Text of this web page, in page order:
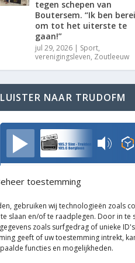
toestemming
gebruiken wij technologieën zoals
slaan en/of te raadplegen. Door in te
zoals surfgedrag of unieke
geeft of uw toestemming intrekt,
functies en mogelijkheden.
tegen schepen van
Boutersem. “Ik ben
om tot het uiterste te
gaan!”
jul 29, 2026 | Sport,
verenigingsleven, Zoutleeuw
LUISTER NAAR TRUDOFM
TrudoFM